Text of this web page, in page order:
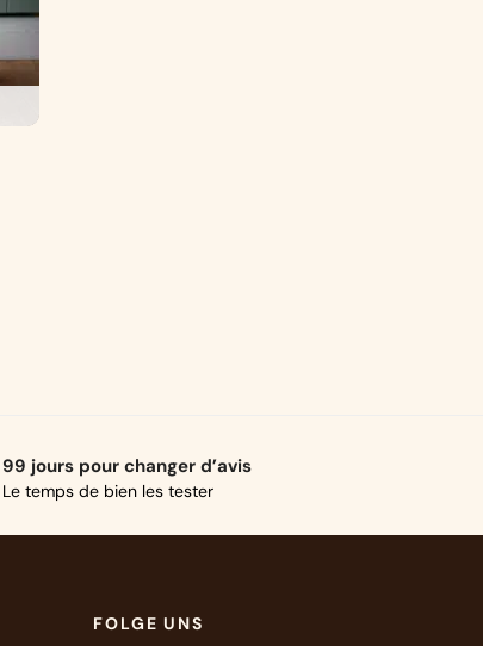
99 jours pour changer d’avis
Le temps de bien les tester
FOLGE UNS